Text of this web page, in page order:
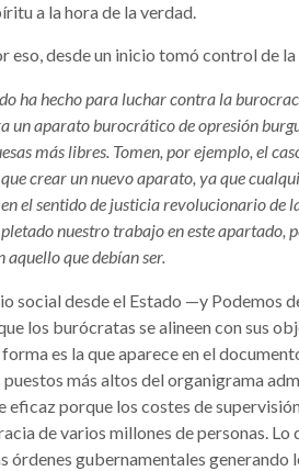
a la hora de la verdad.
eso, desde un inicio tomó control de
ha hecho para luchar contra la
un aparato burocrático de opresión
más libres. Tomen, por ejemplo, el
crear un nuevo aparato, ya que
el sentido de justicia revolucionario de
nuestro trabajo en este apartado,
que debían ser.
social desde el Estado —y Podemos
los burócratas se alineen con sus
es la que aparece en el
más altos del organigrama
porque los costes de
de varios millones de personas. Lo
gubernamentales generando